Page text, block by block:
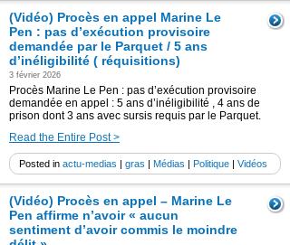
(Vidéo) Procès en appel Marine Le
Pen : pas d’exécution provisoire
demandée par le Parquet / 5 ans
d’inéligibilité ( réquisitions)
3 février 2026
Procès Marine Le Pen : pas d’exécution provisoire
demandée en appel : 5 ans d’inéligibilité , 4 ans de
prison dont 3 ans avec sursis requis par le Parquet.
Read the Entire Post >
Posted in actu-medias | gras | Médias | Politique | Vidéos
(Vidéo) Procès en appel – Marine Le
Pen affirme n’avoir « aucun
sentiment d’avoir commis le moindre